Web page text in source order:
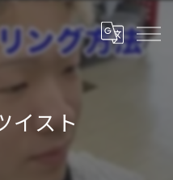
イスト